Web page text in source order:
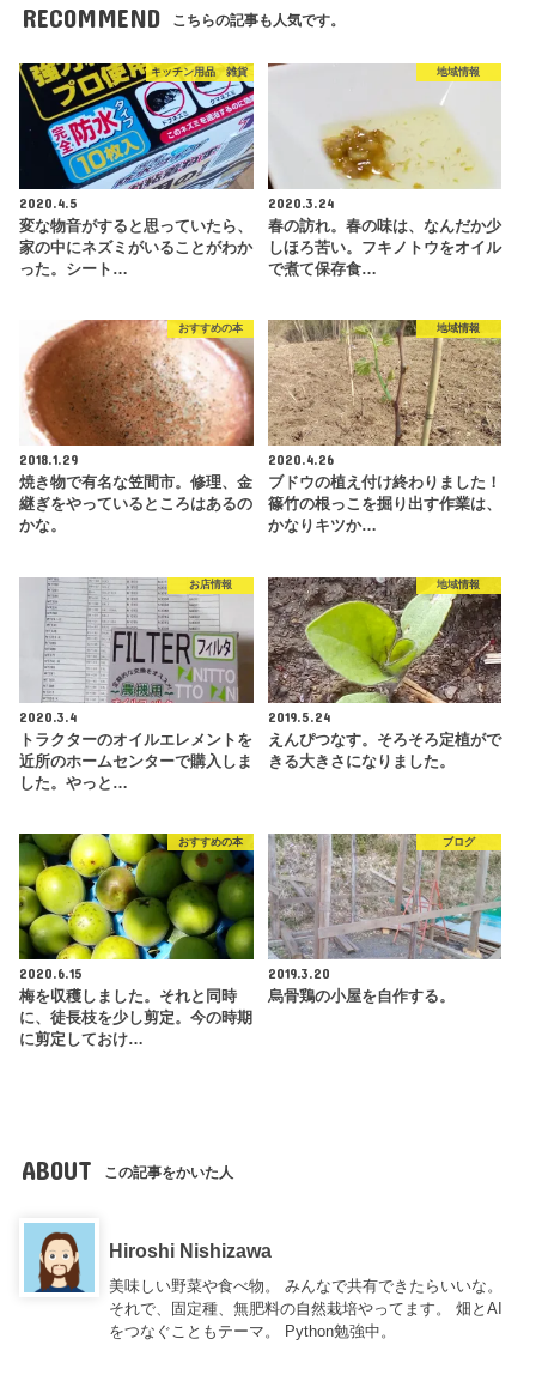
RECOMMEND こちらの記事も人気です。
キッチン用品 雑貨
2020.4.5
変な物音がすると思っていたら、
家の中にネズミがいることがわか
った。シート…
地域情報
2020.3.24
春の訪れ。春の味は、なんだか少
しほろ苦い。フキノトウをオイル
で煮て保存食…
おすすめの本
2018.1.29
焼き物で有名な笠間市。修理、金
継ぎをやっているところはあるの
かな。
地域情報
2020.4.26
ブドウの植え付け終わりました！
篠竹の根っこを掘り出す作業は、
かなりキツか…
お店情報
2020.3.4
トラクターのオイルエレメントを
近所のホームセンターで購入しま
した。やっと…
地域情報
2019.5.24
えんぴつなす。そろそろ定植がで
きる大きさになりました。
おすすめの本
2020.6.15
梅を収穫しました。それと同時
に、徒長枝を少し剪定。今の時期
に剪定しておけ…
ブログ
2019.3.20
烏骨鶏の小屋を自作する。
ABOUT この記事をかいた人
Hiroshi Nishizawa
美味しい野菜や食べ物。 みんなで共有できたらいいな。
それで、固定種、無肥料の自然栽培やってます。 畑とAI
をつなぐこともテーマ。 Python勉強中。